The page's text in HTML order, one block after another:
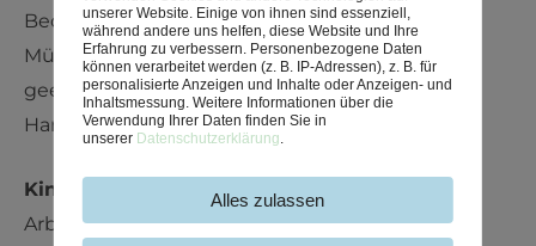
Bedarfslagen junger, zumeist alleinerziehender
Mütter. Basierend darauf: Formulierung von
geeigneten und umsetzbaren
Handlungsempfehlungen.
Kindergarten Aramsamsam Berlin e.V.
Arbeits- und Organisationsanalyse mit dem
unserer Website. Einige von ihnen sind essenziell,
während andere uns helfen, diese Website und Ihre
Erfahrung zu verbessern. Personenbezogene Daten
können verarbeitet werden (z. B. IP-Adressen), z. B. für
personalisierte Anzeigen und Inhalte oder Anzeigen- und
Inhaltsmessung. Weitere Informationen über die
Verwendung Ihrer Daten finden Sie in
unserer Datenschutzerklärung
Alles zulassen